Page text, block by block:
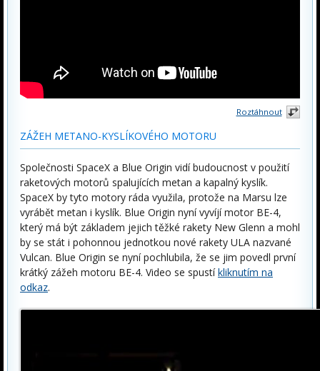
Roztáhnout
ZÁŽEH METANO-KYSLÍKOVÉHO MOTORU
Společnosti SpaceX a Blue Origin vidí budoucnost v použití
raketových motorů spalujících metan a kapalný kyslík.
SpaceX by tyto motory ráda využila, protože na Marsu lze
vyrábět metan i kyslík. Blue Origin nyní vyvíjí motor BE-4,
který má být základem jejich těžké rakety New Glenn a mohl
by se stát i pohonnou jednotkou nové rakety ULA nazvané
Vulcan. Blue Origin se nyní pochlubila, že se jim povedl první
krátký zážeh motoru BE-4. Video se spustíkliknutím na
odkaz.